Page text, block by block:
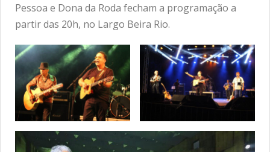
Pessoa e Dona da Roda fecham a programação a
partir das 20h, no Largo Beira Rio.